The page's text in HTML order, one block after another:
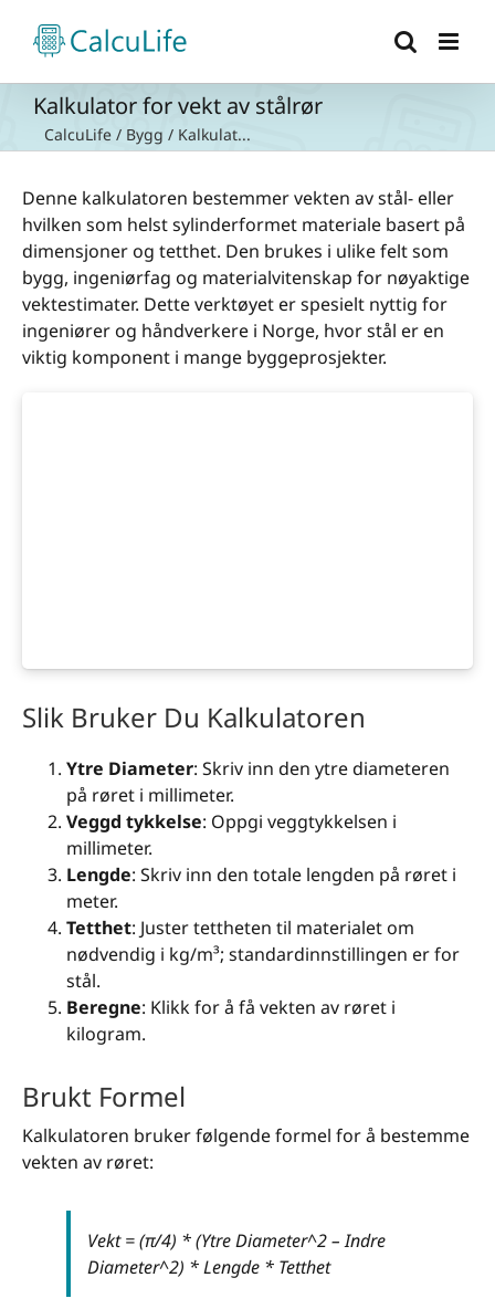
content
Kalkulator for vekt av stålrør
CalcuLife / Bygg / Kalkulat...
Denne kalkulatoren bestemmer vekten av stål- eller
hvilken som helst sylinderformet materiale basert på
dimensjoner og tetthet. Den brukes i ulike felt som
bygg, ingeniørfag og materialvitenskap for nøyaktige
vektestimater. Dette verktøyet er spesielt nyttig for
ingeniører og håndverkere i Norge, hvor stål er en
viktig komponent i mange byggeprosjekter.
Slik Bruker Du Kalkulatoren
Ytre Diameter: Skriv inn den ytre diameteren
på røret i millimeter.
Veggd tykkelse: Oppgi veggtykkelsen i
millimeter.
Lengde: Skriv inn den totale lengden på røret i
meter.
Tetthet: Juster tettheten til materialet om
nødvendig i kg/m³; standardinnstillingen er for
stål.
Beregne: Klikk for å få vekten av røret i
kilogram.
Brukt Formel
Kalkulatoren bruker følgende formel for å bestemme
vekten av røret:
Vekt = (π/4) * (Ytre Diameter^2 – Indre
Diameter^2) * Lengde * Tetthet